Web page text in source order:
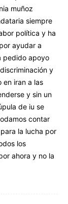
muñoz
siempre
política y ha
ayudar a
pedido apoyo
y
en iran a las
y sin un
de iu se
contar
la lucha por
los
ahora y no la